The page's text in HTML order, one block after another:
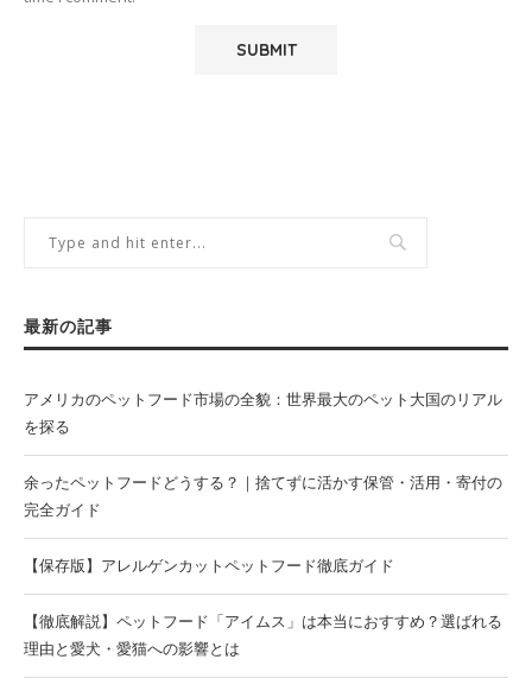
最新の記事
アメリカのペットフード市場の全貌：世界最大のペット大国のリアル
を探る
余ったペットフードどうする？｜捨てずに活かす保管・活用・寄付の
完全ガイド
【保存版】アレルゲンカットペットフード徹底ガイド
【徹底解説】ペットフード「アイムス」は本当におすすめ？選ばれる
理由と愛犬・愛猫への影響とは